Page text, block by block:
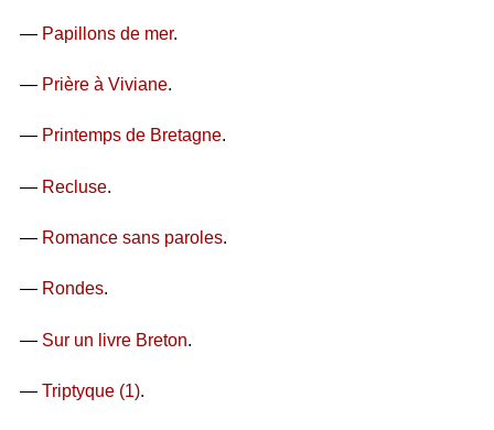
— Papillons de mer.
— Prière à Viviane.
— Printemps de Bretagne.
— Recluse.
— Romance sans paroles.
— Rondes.
— Sur un livre Breton.
— Triptyque (1).